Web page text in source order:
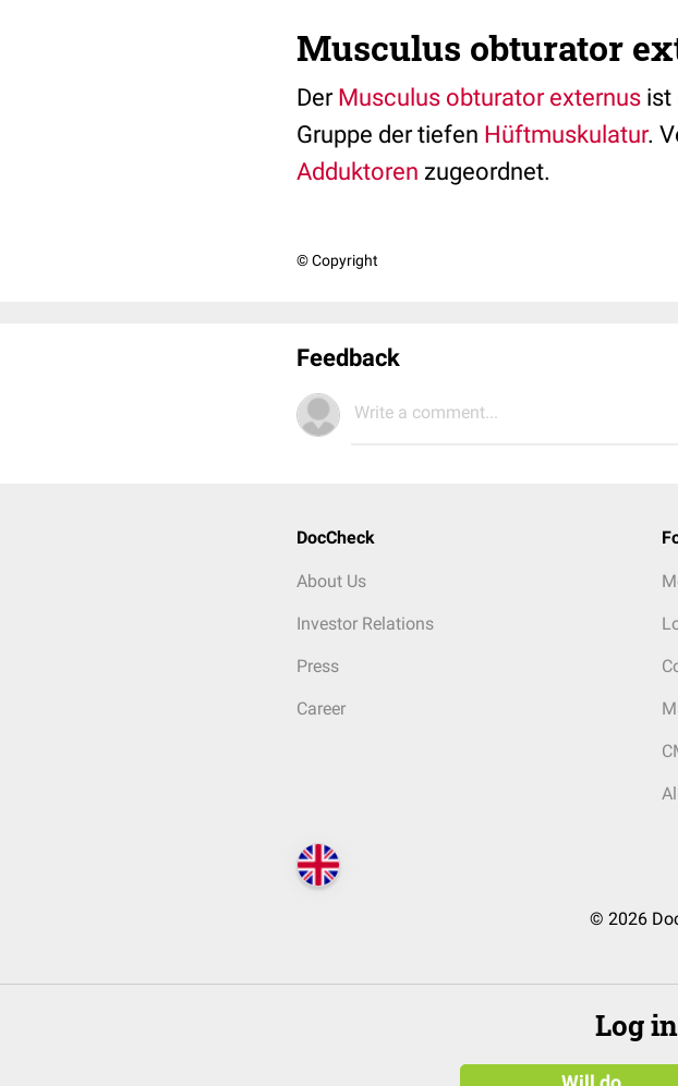
Musculus obturator
Der Musculus obturator externus ist
Gruppe der tiefen Hüftmuskulatur.
Adduktoren zugeordnet.
© Copyright
Feedback
Write a comment...
DocCheck
About Us
Investor Relations
Press
Career
© 2026
Log